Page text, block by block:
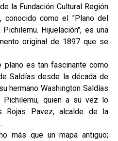
la Fundación Cultural Región
conocido como el "Plano del
Hijuelación", es una
original de 1897 que se
es tan fascinante como
Saldías desde la década de
hermano Washington Saldías
Pichilemu, quien a su vez lo
Rojas Pavez, alcalde de la
más que un mapa antiguo;